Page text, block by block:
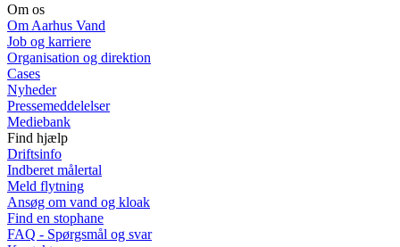
Om os
Om Aarhus Vand
Job og karriere
Organisation og direktion
Cases
Nyheder
Pressemeddelelser
Mediebank
Find hjælp
Driftsinfo
Indberet målertal
Meld flytning
Ansøg om vand og kloak
Find en stophane
FAQ - Spørgsmål og svar